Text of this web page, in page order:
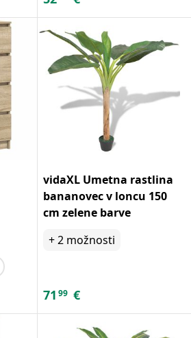
vidaXL Umetna rastlina
bananovec v loncu 150
cm zelene barve
+2 možnosti
71 99 €